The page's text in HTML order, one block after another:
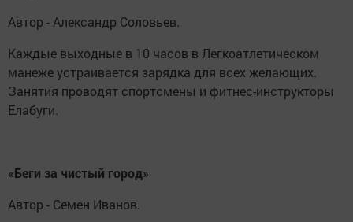
Автор - Александр Соловьев.
Каждые выходные в 10 часов в Легкоатлетическом
манеже устраивается зарядка для всех желающих.
Занятия проводят спортсмены и фитнес-инструкторы
Елабуги.
«Беги за чистый город»
Автор - Семен Иванов.